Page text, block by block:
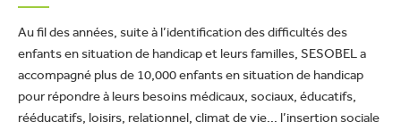
Au fil des années, suite à l’identification des difficultés des
enfants en situation de handicap et leurs familles, SESOBEL a
accompagné plus de 10,000 enfants en situation de handicap
pour répondre à leurs besoins médicaux, sociaux, éducatifs,
rééducatifs, loisirs, relationnel, climat de vie... l’insertion sociale